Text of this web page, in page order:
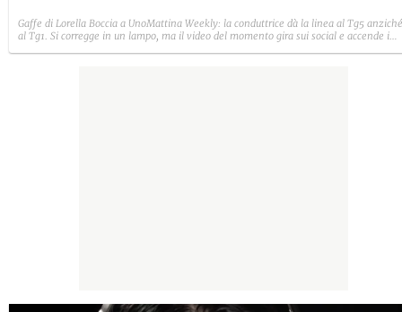
Gaffe di Lorella Boccia a UnoMattina Weekly: la conduttrice dà la linea al Tg5 anziché
al Tg1. Si corregge in un lampo, ma il video del momento gira sui social e accende i